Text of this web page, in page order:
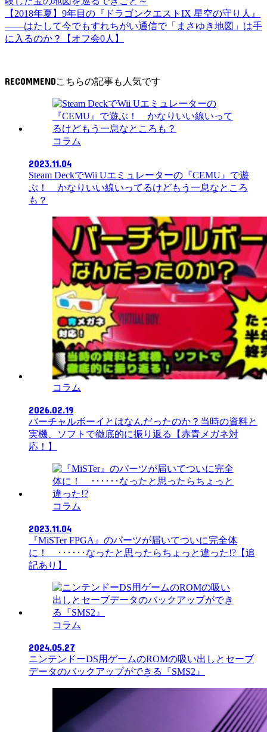
【2018年夏】9年目の『ドラゴンクエストIX 星空の守り人』
――はたして今でもすれちがい通信で「まさゆき地図」は手
に入るのか？【オフ会0人】
RECOMMEND
コラム
2023.11.04
Steam DeckでWii Uエミュレーターの『CEMU』で遊
ぶ！ かなりいい線いってるけどもう一息なところ
も？
コラム
2026.02.19
バーチャルボーイとはなんだったのか？当時の資料と
実機、ソフトで徹底的に振り返る【赤青メガネ対
応！】
コラム
2023.11.04
『MiSTer FPGA』のパーツが届いてついに完全体
に！ ･･････なったと思ったらちょっと違った!?【追
記あり】
コラム
2024.05.27
ニンテンドーDS用ゲームのROMの吸い出しとセーブ
データのバックアップができる『SMS2』